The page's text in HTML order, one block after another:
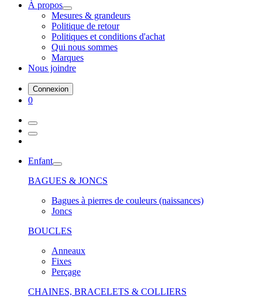
À propos
Mesures & grandeurs
Politique de retour
Politiques et conditions d'achat
Qui nous sommes
Marques
Nous joindre
Connexion
0
Enfant
BAGUES & JONCS
Bagues à pierres de couleurs (naissances)
Joncs
BOUCLES
Anneaux
Fixes
Perçage
CHAINES, BRACELETS & COLLIERS